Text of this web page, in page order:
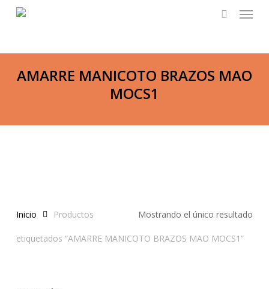
content
Menu
AMARRE MANICOTO BRAZOS MAO
MOCS1
Mostrando el único resultado
Inicio Productos
etiquetados “AMARRE MANICOTO BRAZOS MAO MOCS1”